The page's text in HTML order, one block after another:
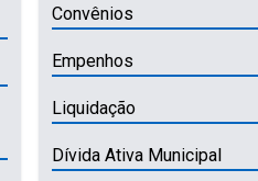
Convênios
Empenhos
Liquidação
Dívida Ativa Municipal